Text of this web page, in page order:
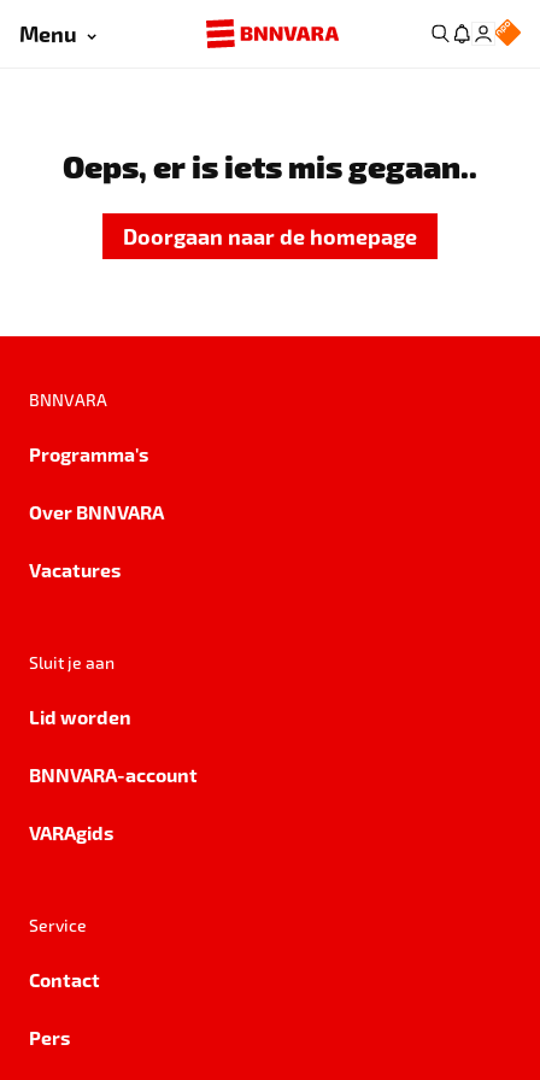
Menu
Oeps, er is iets mis gegaan..
Doorgaan naar de homepage
BNNVARA
Programma's
Over BNNVARA
Vacatures
Sluit je aan
Lid worden
BNNVARA-account
VARAgids
Service
Contact
Pers